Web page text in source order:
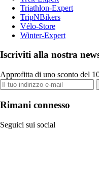
Triathlon-Expert
TripNBikers
Vélo-Store
Winter-Expert
Iscriviti alla nostra
Approfitta di uno sconto del
Rimani connesso
Seguici sui social